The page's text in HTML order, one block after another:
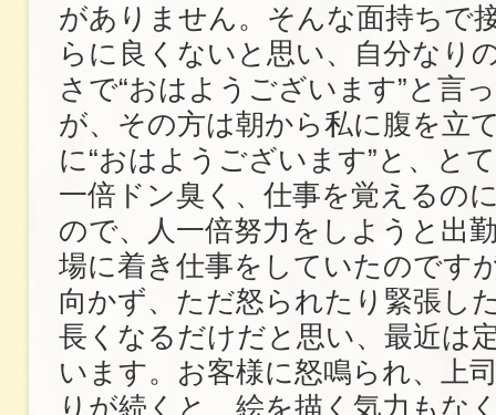
がありません。そんな面持ちで
らに良くないと思い、自分なり
さで“おはようございます”と言
が、その方は朝から私に腹を立
に“おはようございます”と、と
一倍ドン臭く、仕事を覚えるの
ので、人一倍努力をしようと出
場に着き仕事をしていたのです
向かず、ただ怒られたり緊張し
長くなるだけだと思い、最近は
います。お客様に怒鳴られ、上
りが続くと、絵を描く気力もな